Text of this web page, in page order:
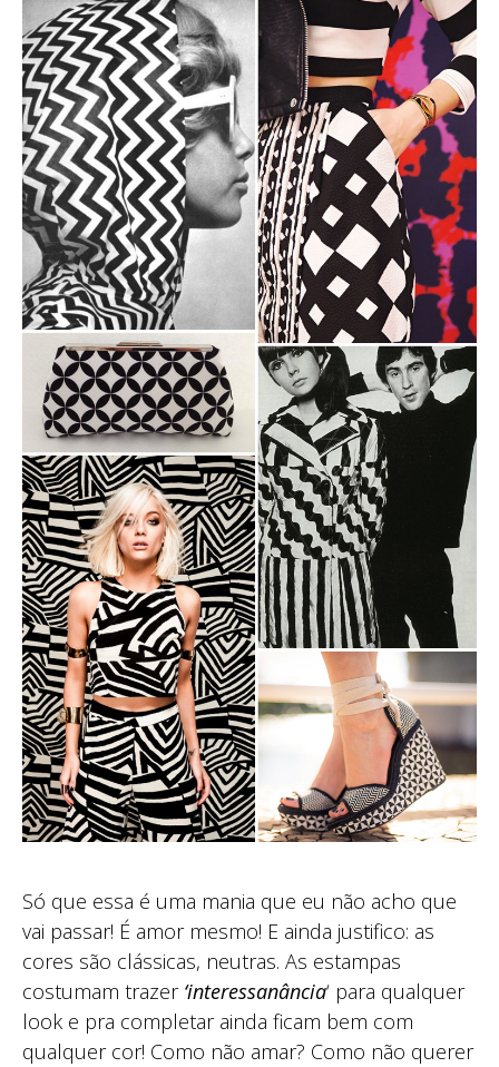
Só que essa é uma mania que eu não acho que
vai passar! É amor mesmo! E ainda justifico: as
cores são clássicas, neutras. As estampas
costumam trazer ‘interessanância‘ para qualquer
look e pra completar ainda ficam bem com
qualquer cor! Como não amar? Como não querer